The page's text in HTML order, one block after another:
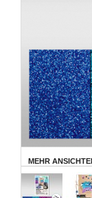
MEHR